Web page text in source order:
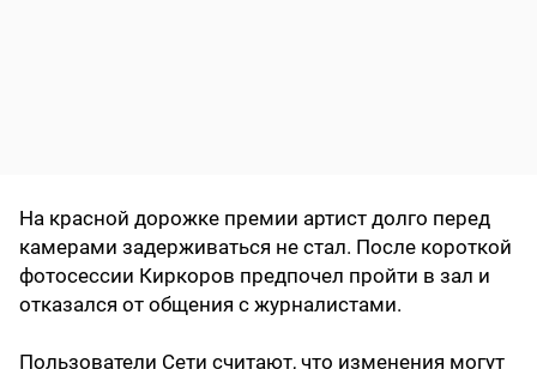
На красной дорожке премии артист долго перед
камерами задерживаться не стал. После короткой
фотосессии Киркоров предпочел пройти в зал и
отказался от общения с журналистами.
Пользователи Сети считают, что изменения могут